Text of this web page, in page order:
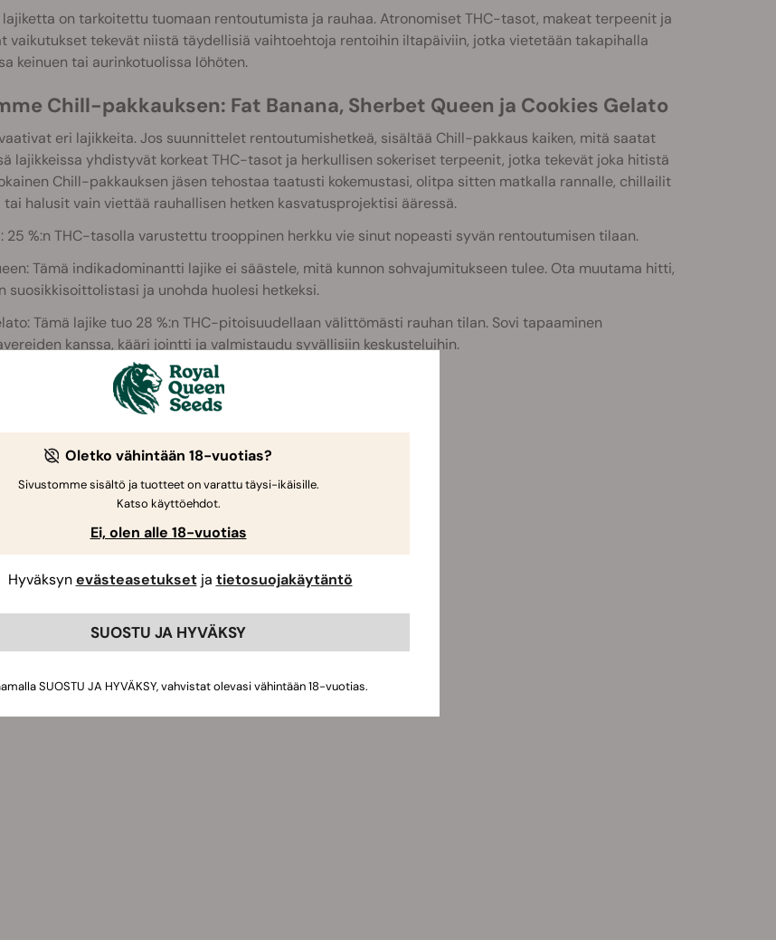
lajiketta on tarkoitettu tuomaan rentoutumista ja rauhaa. Atronomiset THC-tasot, makeat terpeenit ja
vaikutukset tekevät niistä täydellisiä vaihtoehtoja rentoihin iltapäiviin, jotka vietetään takapihalla
keinuen tai aurinkotuolissa löhöten.
Chill-pakkauksen: Fat Banana, Sherbet Queen ja Cookies Gelato
eri lajikkeita. Jos suunnittelet rentoutumishetkeä, sisältää Chill-pakkaus kaiken, mitä saatat
lajikkeissa yhdistyvät korkeat THC-tasot ja herkullisen sokeriset terpeenit, jotka tekevät joka hitistä
Chill-pakkauksen jäsen tehostaa taatusti kokemustasi, olitpa sitten matkalla rannalle, chillailit
halusit vain viettää rauhallisen hetken kasvatusprojektisi ääressä.
25 %:n THC-tasolla varustettu trooppinen herkku vie sinut nopeasti syvän rentoutumisen tilaan.
Tämä indikadominantti lajike ei säästele, mitä kunnon sohvajumitukseen tulee. Ota muutama hitti,
suosikkisoittolistasi ja unohda huolesi hetkeksi.
Tämä lajike tuo 28 %:n THC-pitoisuudellaan välittömästi rauhan tilan. Sovi tapaaminen
kanssa, kääri jointti ja valmistaudu syvällisiin keskusteluihin.
Oletko vähintään 18-vuotias?
Sivustomme sisältö ja tuotteet on varattu täysi-ikäisille.
Katso käyttöehdot.
Ei, olen alle 18-vuotias
Hyväksynevästeasetuksetja tietosuojakäytäntö
SUOSTU JA HYVÄKSY
SUOSTU JA HYVÄKSY, vahvistat olevasi vähintään 18-vuotias.